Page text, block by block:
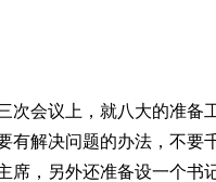
会议上，就八大的准备
有解决问题的办法，不
席，另外还准备设一个